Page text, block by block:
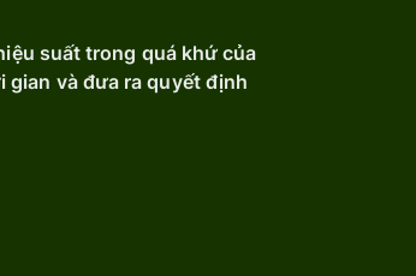
suất trong quá khứ của
gian và đưa ra quyết định